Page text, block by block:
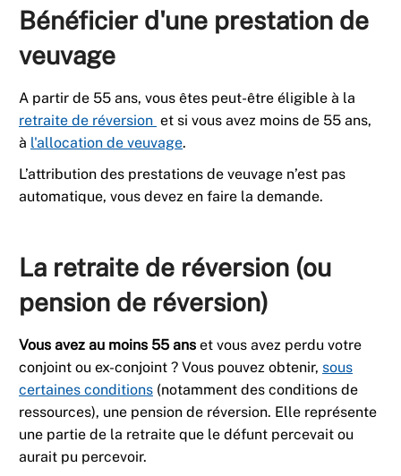
Bénéficier d'une prestation de
veuvage
A partir de 55 ans, vous êtes peut-être éligible à la
retraite de réversion et si vous avez moins de 55 ans,
à l'allocation de veuvage.
L’attribution des prestations de veuvage n’est pas
automatique, vous devez en faire la demande.
La retraite de réversion (ou
pension de réversion)
Vous avez au moins 55 ans et vous avez perdu votre
conjoint ou ex-conjoint ? Vous pouvez obtenir, sous
certaines conditions (notamment des conditions de
ressources), une pension de réversion. Elle représente
une partie de la retraite que le défunt percevait ou
aurait pu percevoir.